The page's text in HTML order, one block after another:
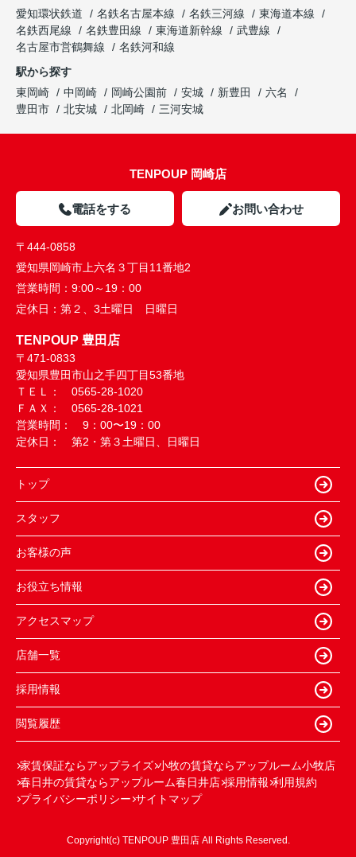
愛知環状鉄道
名鉄名古屋本線 名鉄三河線
東海道本線
名鉄西尾線
名鉄豊田線 東海道新幹線
武豊線
名古屋市営鶴舞線
名鉄河和線
駅から探す
東岡崎
中岡崎 岡崎公園前 安城 新豊田
六名
豊田市
北安城 北岡崎 三河安城
TENPOUP 岡崎店
電話をする お問い合わせ
〒444-0858
愛知県岡崎市上六名３丁目11番地2
営業時間： 9:00～19：00
定休日： 第２、3土曜日 日曜日
TENPOUP 豊田店
〒471-0833
愛知県豊田市山之手四丁目53番地
ＴＥＬ： 0565-28-1020
ＦＡＸ： 0565-28-1021
営業時間： 9：00〜19：00
定休日： 第2・第３土曜日、日曜日
トップ
スタッフ
お客様の声
お役立ち情報
アクセスマップ
店舗一覧
採用情報
閲覧履歴
家賃保証ならアップライズ 小牧の賃貸ならアップルーム小牧店
春日井の賃貸ならアップルーム春日井店 採用情報 利用規約
プライバシーポリシー サイトマップ
Copyright(c) TENPOUP 豊田店 All Rights Reserved.